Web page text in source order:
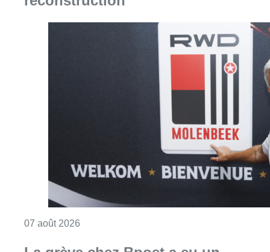
Consulter l'article "Le RWDM récolte déjà
La grève chez Bpost a eu un
“impact significatif” sur les